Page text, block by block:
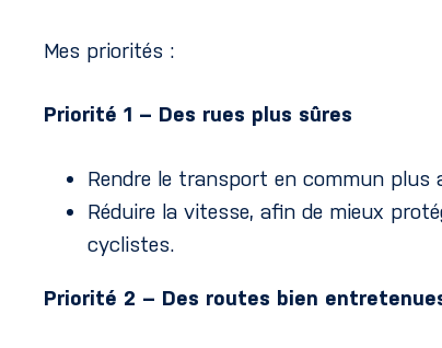
Mes priorités :
Priorité 1 – Des rues plus sûres
Rendre le transport en commun plus
Réduire la vitesse, afin de mieux
cyclistes.
Priorité 2 – Des routes bien